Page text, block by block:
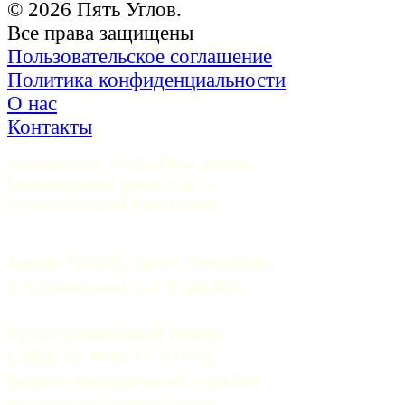
© 2026 Пять Углов.
Все права защищены
Пользовательское соглашение
Политика конфиденциальности
О нас
Контакты
Учредитель ООО «Пять углов».
Генеральный директор —
Грачев Сергей Викторович
Адрес: 191015, Санкт-Петербург,
9-я Советская, д.4-6, оф.415
Регистрационный номер
СМИ: Эл №ФС77-37070.
Выдано Федеральной службой